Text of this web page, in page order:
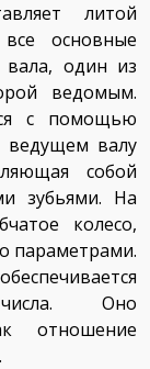
литой
основные
вала, один из
ведомым.
с помощью
ведущем валу
собой
зубьями. На
колесо,
параметрами.
Оно
отношение